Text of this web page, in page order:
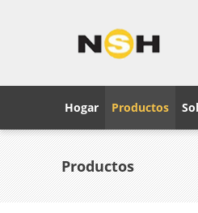
Hogar Productos
Productos